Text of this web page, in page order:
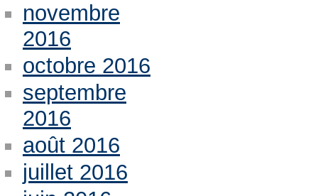
novembre
2016
octobre 2016
septembre
2016
août 2016
juillet 2016